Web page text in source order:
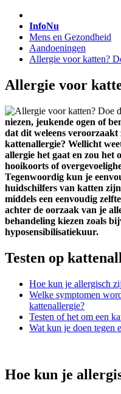
InfoNu
Mens en Gezondheid
Aandoeningen
Allergie voor katten?
Allergie voor
niezen, jeukende ogen of
dat dit weleens
kattenallergie? Wellicht
allergie het gaat en zou het
hooikoorts of
Tegenwoordig kun je
huidschilfers van katten
middels een eenvoudig
achter de oorzaak van je
behandeling kiezen zoals
hyposensibilisatiekuur.
Testen op
Hoe kun je allergisch
Welke symptomen
kattenallergie?
Testen of het om een
Wat kun je doen tegen
Hoe kun je